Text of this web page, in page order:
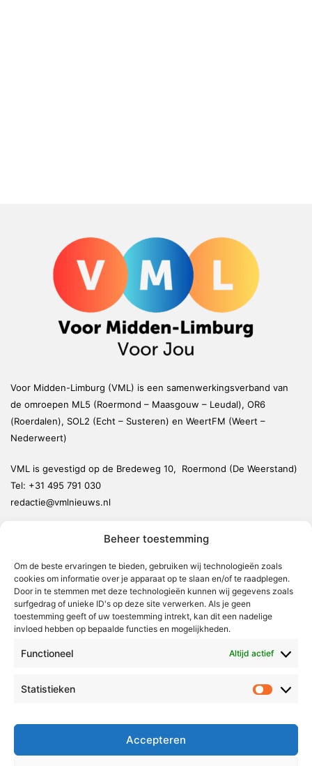
Beheer toestemming
Om de beste ervaringen te bieden, gebruiken wij technologieën zoals
cookies om informatie over je apparaat op te slaan en/of te raadplegen.
Door in te stemmen met deze technologieën kunnen wij gegevens zoals
surfgedrag of unieke ID's op deze site verwerken. Als je geen
toestemming geeft of uw toestemming intrekt, kan dit een nadelige
invloed hebben op bepaalde functies en mogelijkheden.
Functioneel Altijd actief
Statistieken
Accepteren
Voor Midden-Limburg (VML) is een samenwerkingsverband van
de omroepen ML5 (Roermond – Maasgouw – Leudal), OR6
(Roerdalen), SOL2 (Echt – Susteren) en WeertFM (Weert –
Nederweert)
VML is gevestigd op de Bredeweg 10, Roermond (De Weerstand)
Tel: +31 495 791 030
redactie@vmlnieuws.nl
Leudal
Maasgouw
Echt-Susteren
Radio & TV